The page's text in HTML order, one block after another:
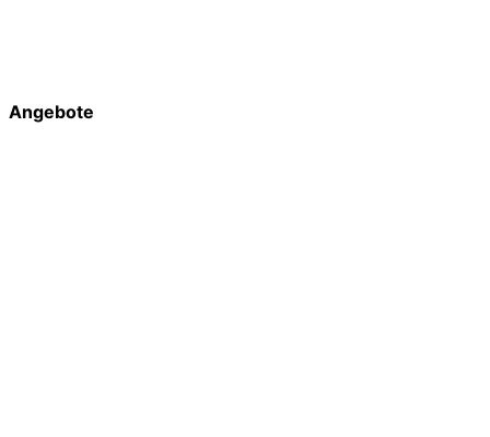
Angebote